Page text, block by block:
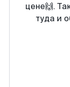
цене🙌.
туда и